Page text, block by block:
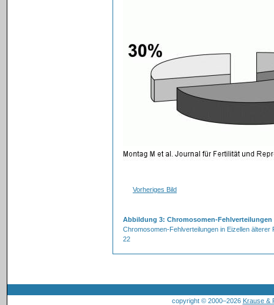
Vorheriges Bild
Abbildung 3: Chromosomen-Fehlverteilungen
Chromosomen-Fehlverteilungen in Eizellen
22
copyright © 2000–2026 Krause &